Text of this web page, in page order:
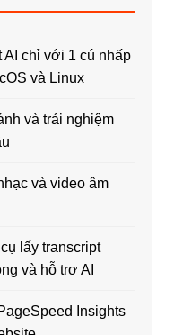
AI chỉ với 1 cú nhấp
và Linux
và trải nghiệm
và video âm
lấy transcript
và hỗ trợ AI
Insights